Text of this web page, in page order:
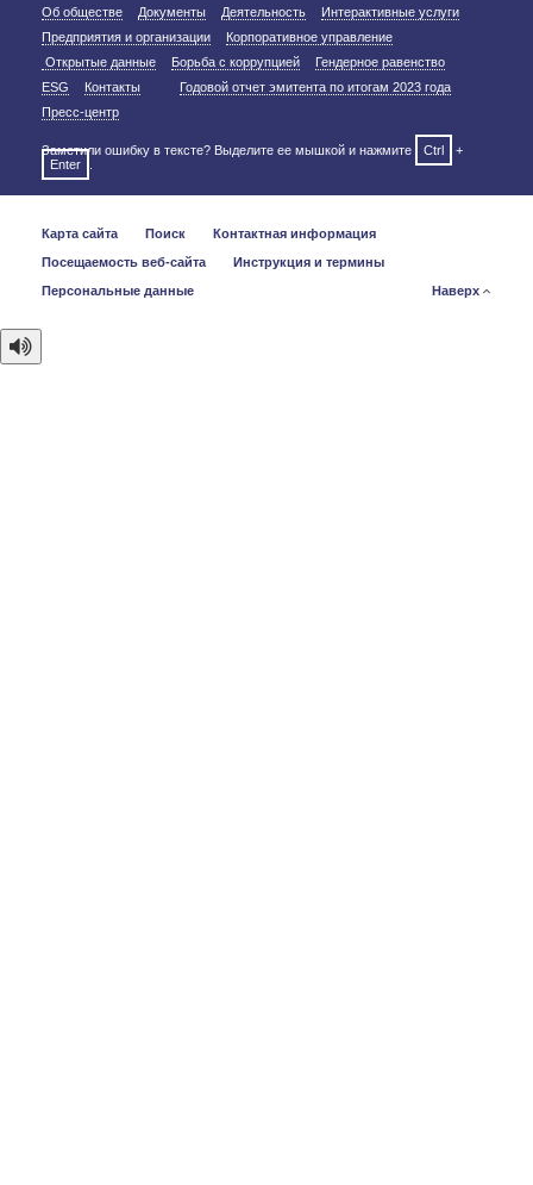
Об обществе Документы Деятельность
Интерактивные услуги
Предприятия и организации
Корпоративное управление
Открытые данные
Борьба с коррупцией
Гендерное равенство
ESG
Контакты
Годовой отчет эмитента по итогам 2023 года
Пресс-центр
Заметили ошибку в тексте? Выделите ее мышкой и нажмите Ctrl
+
Enter
Карта сайта Поиск
Контактная информация
Посещаемость веб-сайта
Инструкция и термины
Персональные данные
Наверх